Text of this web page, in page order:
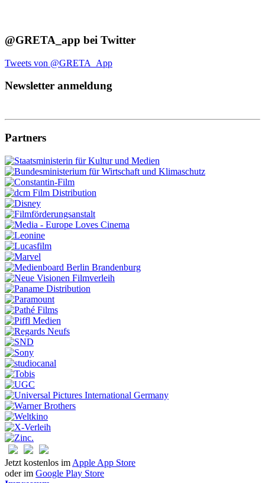
@GRETA_app bei Twitter
Tweets von @GRETA_App
Newsletter anmeldung
Partners
Jetzt kostenlos im Apple App Store
oder im Google Play Store